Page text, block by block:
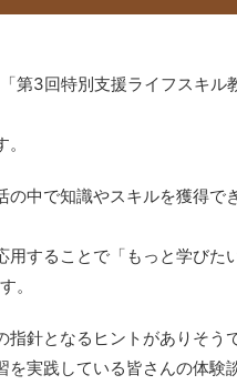
第3回特別支援ライフスキル
の中で知識やスキルを獲得で
用することで「もっと学びた
。
針となるヒントがありそうで
実践している皆さんの体験